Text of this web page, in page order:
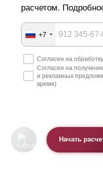
расчетом.
+7
Согласен на обработку
Согласен на
и рекламных
время)
Начать